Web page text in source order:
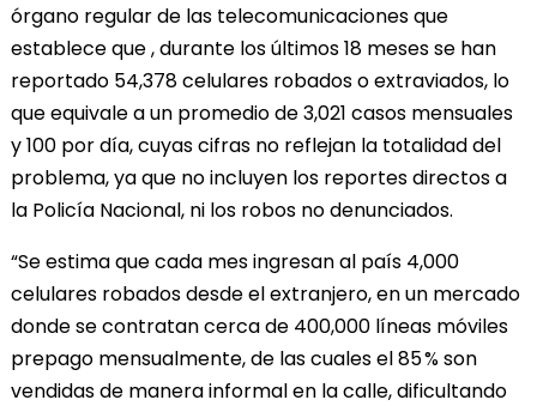
órgano regular de las telecomunicaciones que
establece que , durante los últimos 18 meses se han
reportado 54,378 celulares robados o extraviados, lo
que equivale a un promedio de 3,021 casos mensuales
y 100 por día, cuyas cifras no reflejan la totalidad del
problema, ya que no incluyen los reportes directos a
la Policía Nacional, ni los robos no denunciados.
“Se estima que cada mes ingresan al país 4,000
celulares robados desde el extranjero, en un mercado
donde se contratan cerca de 400,000 líneas móviles
prepago mensualmente, de las cuales el 85 % son
vendidas de manera informal en la calle, dificultando